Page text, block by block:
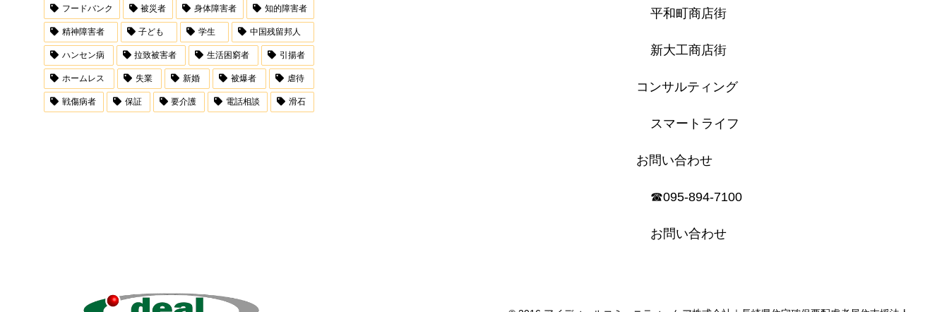
フードバンク 被災者 身体障害者 知的障害者
精神障害者 子ども 学生 中国残留邦人
ハンセン病 拉致被害者 生活困窮者 引揚者
ホームレス 失業 新婚 被爆者 虐待
戦傷病者 保証 要介護 電話相談 滑石
平和町商店街
新大工商店街
コンサルティング
スマートライフ
お問い合わせ
☎︎095-894-7100
お問い合わせ